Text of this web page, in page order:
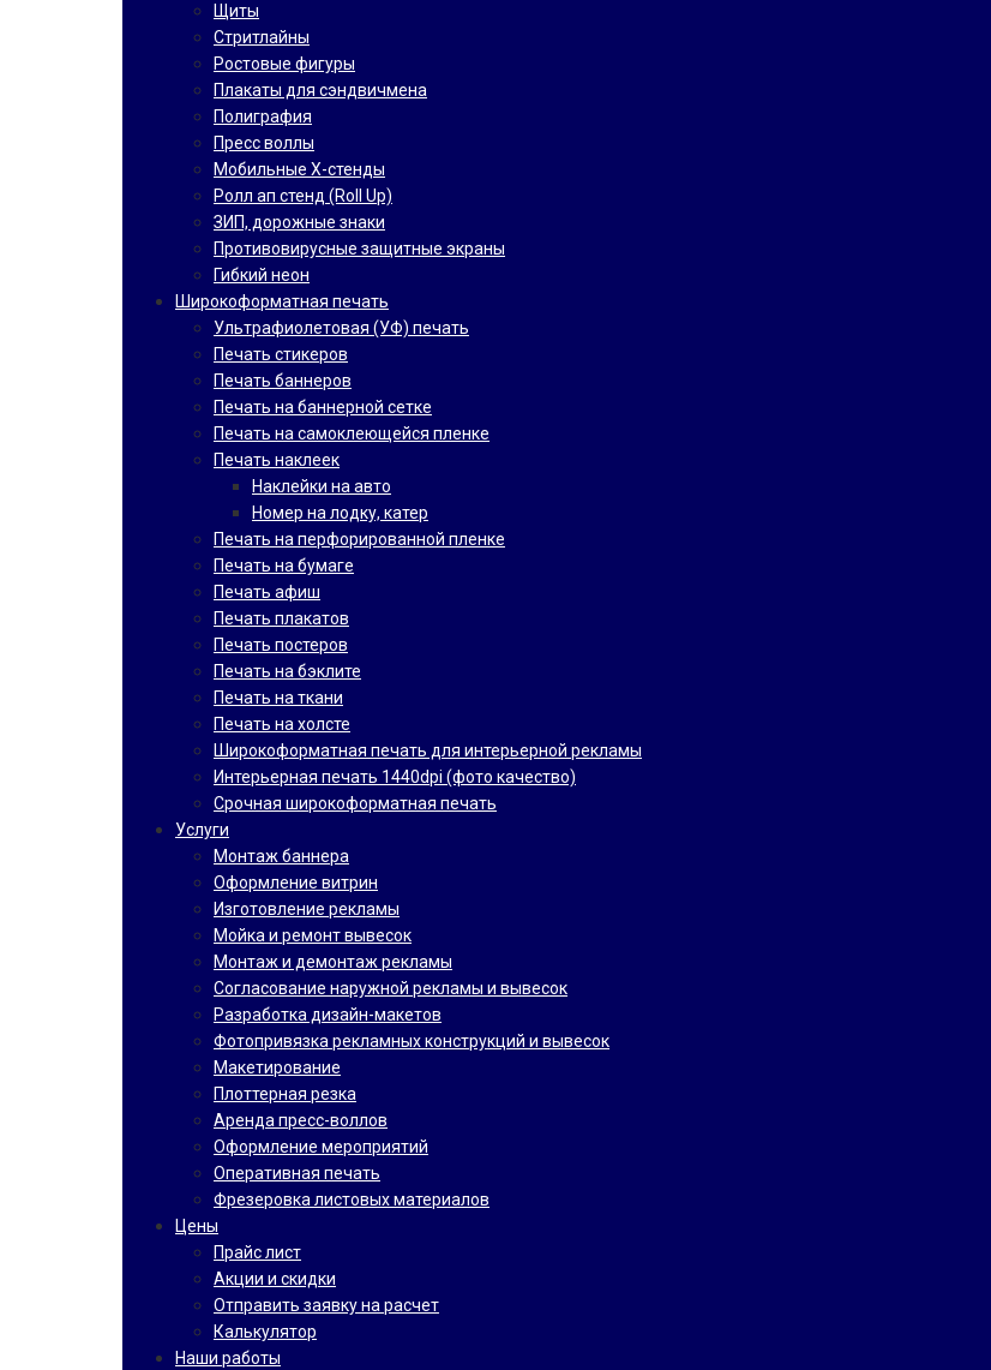
Щиты
Стритлайны
Ростовые фигуры
Плакаты для сэндвичмена
Полиграфия
Пресс воллы
Мобильные Х-стенды
Ролл ап стенд (Roll Up)
ЗИП, дорожные знаки
Противовирусные защитные экраны
Гибкий неон
Широкоформатная печать
Ультрафиолетовая (УФ) печать
Печать стикеров
Печать баннеров
Печать на баннерной сетке
Печать на самоклеющейся пленке
Печать наклеек
Наклейки на авто
Номер на лодку, катер
Печать на перфорированной пленке
Печать на бумаге
Печать афиш
Печать плакатов
Печать постеров
Печать на бэклите
Печать на ткани
Печать на холсте
Широкоформатная печать для интерьерной рекламы
Интерьерная печать 1440dpi (фото качество)
Срочная широкоформатная печать
Услуги
Монтаж баннера
Оформление витрин
Изготовление рекламы
Мойка и ремонт вывесок
Монтаж и демонтаж рекламы
Согласование наружной рекламы и вывесок
Разработка дизайн-макетов
Фотопривязка рекламных конструкций и вывесок
Макетирование
Плоттерная резка
Аренда пресс-воллов
Оформление мероприятий
Оперативная печать
Фрезеровка листовых материалов
Цены
Прайс лист
Акции и скидки
Отправить заявку на расчет
Калькулятор
Наши работы